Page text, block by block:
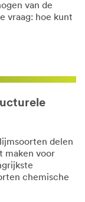
van de
vraag: hoe kunt
delen
maken voor
chemische